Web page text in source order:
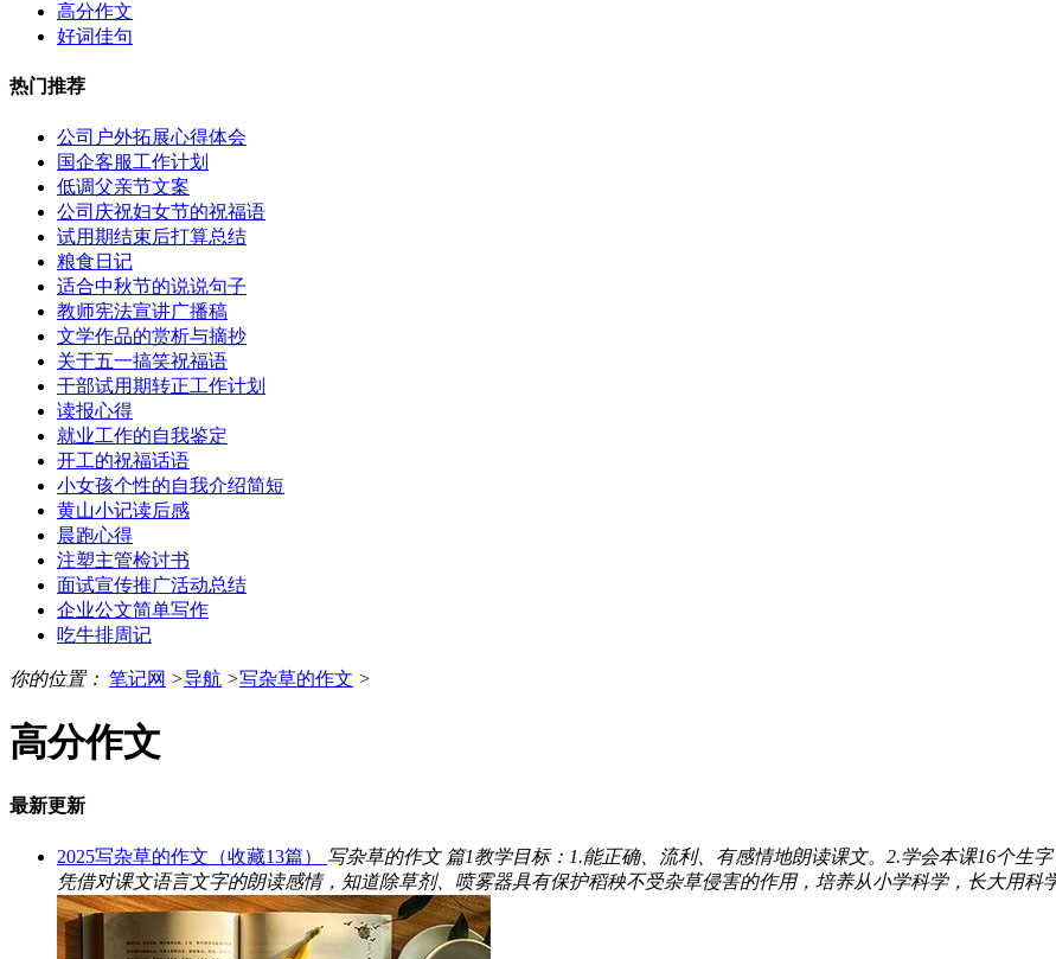
高分作文
好词佳句
热门推荐
公司户外拓展心得体会
国企客服工作计划
低调父亲节文案
公司庆祝妇女节的祝福语
试用期结束后打算总结
粮食日记
适合中秋节的说说句子
教师宪法宣讲广播稿
文学作品的赏析与摘抄
关于五一搞笑祝福语
干部试用期转正工作计划
读报心得
就业工作的自我鉴定
开工的祝福话语
小女孩个性的自我介绍简短
黄山小记读后感
晨跑心得
注塑主管检讨书
面试宣传推广活动总结
企业公文简单写作
吃牛排周记
你的位置： 笔记网 >导航 >写杂草的作文 >
高分作文
最新更新
2025写杂草的作文（收藏13篇）
写杂草的作文 篇1教学目标：1.能正确、流利、有感情地朗读课文。2.学会本课16个生
凭借对课文语言文字的朗读感情，知道除草剂、喷雾器具有保护稻秧不受杂草侵害的作用，培养从小学科学，长大用科